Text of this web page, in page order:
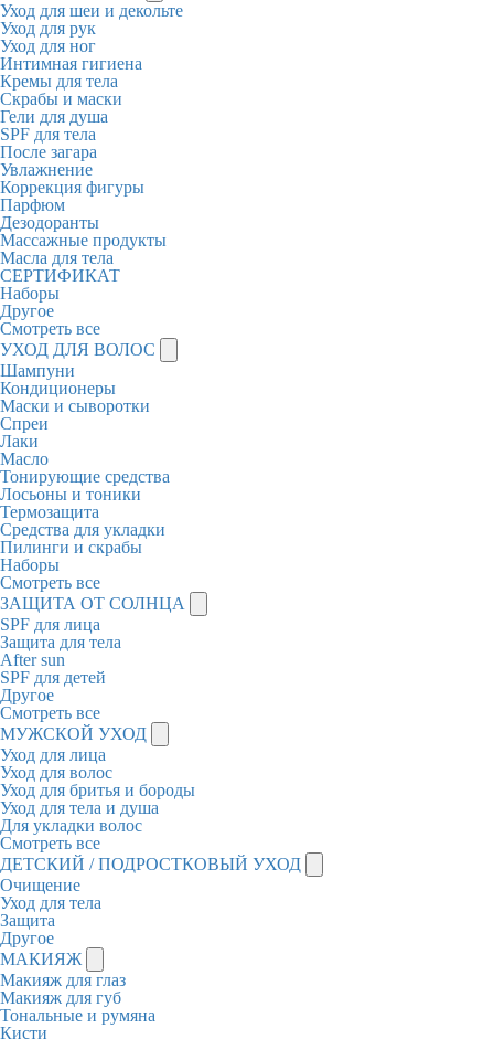
Уход для шеи и декольте
Уход для рук
Уход для ног
Интимная гигиена
Кремы для тела
Скрабы и маски
Гели для душа
SPF для тела
После загара
Увлажнение
Коррекция фигуры
Парфюм
Дезодоранты
Массажные продукты
Масла для тела
СЕРТИФИКАТ
Наборы
Другое
Смотреть все
УХОД ДЛЯ ВОЛОС
Шампуни
Кондиционеры
Маски и сыворотки
Спреи
Лаки
Масло
Тонирующие средства
Лосьоны и тоники
Термозащита
Средства для укладки
Пилинги и скрабы
Наборы
Смотреть все
ЗАЩИТА ОТ СОЛНЦА
SPF для лица
Защита для тела
After sun
SPF для детей
Другое
Смотреть все
МУЖСКОЙ УХОД
Уход для лица
Уход для волос
Уход для бритья и бороды
Уход для тела и душа
Для укладки волос
Смотреть все
ДЕТСКИЙ / ПОДРОСТКОВЫЙ УХОД
Очищение
Уход для тела
Защита
Другое
МАКИЯЖ
Макияж для глаз
Макияж для губ
Тональные и румяна
Кисти